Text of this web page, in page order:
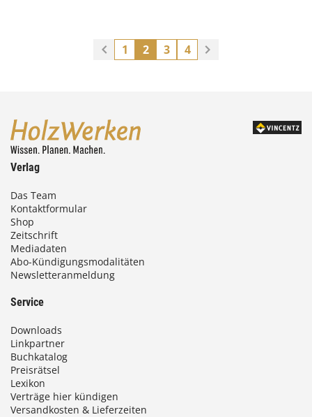
1 2 3 4
Verlag
Das Team
Kontaktformular
Shop
Zeitschrift
Mediadaten
Abo-Kündigungsmodalitäten
Newsletteranmeldung
Service
Downloads
Linkpartner
Buchkatalog
Preisrätsel
Lexikon
Verträge hier kündigen
Versandkosten & Lieferzeiten